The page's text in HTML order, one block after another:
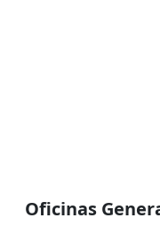
Oficinas